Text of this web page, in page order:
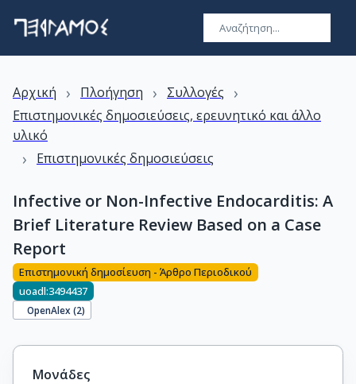
Αρχική › Πλοήγηση › Συλλογές ›
Επιστημονικές δημοσιεύσεις, ερευνητικό και άλλο
υλικό
› Επιστημονικές δημοσιεύσεις
Infective or Non-Infective Endocarditis: A
Brief Literature Review Based on a Case
Report
Επιστημονική δημοσίευση - Άρθρο Περιοδικού
uoadl:3494437
OpenAlex (2)
Μονάδες